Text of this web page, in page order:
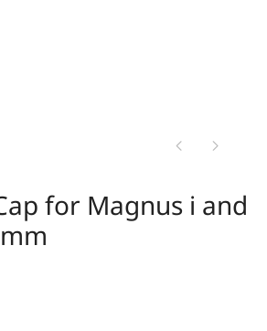
for Magnus i and